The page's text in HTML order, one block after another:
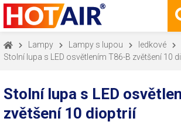
Lampy Lampy s lupou
ledkové
Stolní lupa s LED osvětlením T86-B zvětšení 10
Stolní lupa s LED
zvětšení 10 dioptrií